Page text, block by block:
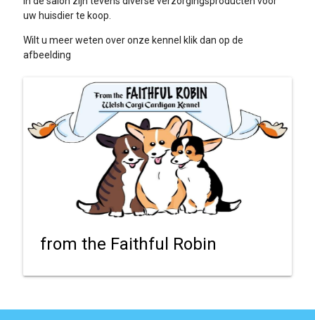
uw huisdier te koop.
Wilt u meer weten over onze kennel klik dan op de
afbeelding
from the Faithful Robin